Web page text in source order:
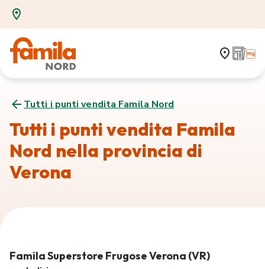
Tutti i punti vendita Famila Nord
Tutti i punti vendita Famila
Nord nella provincia di
Verona
Famila Superstore Frugose Verona (VR)